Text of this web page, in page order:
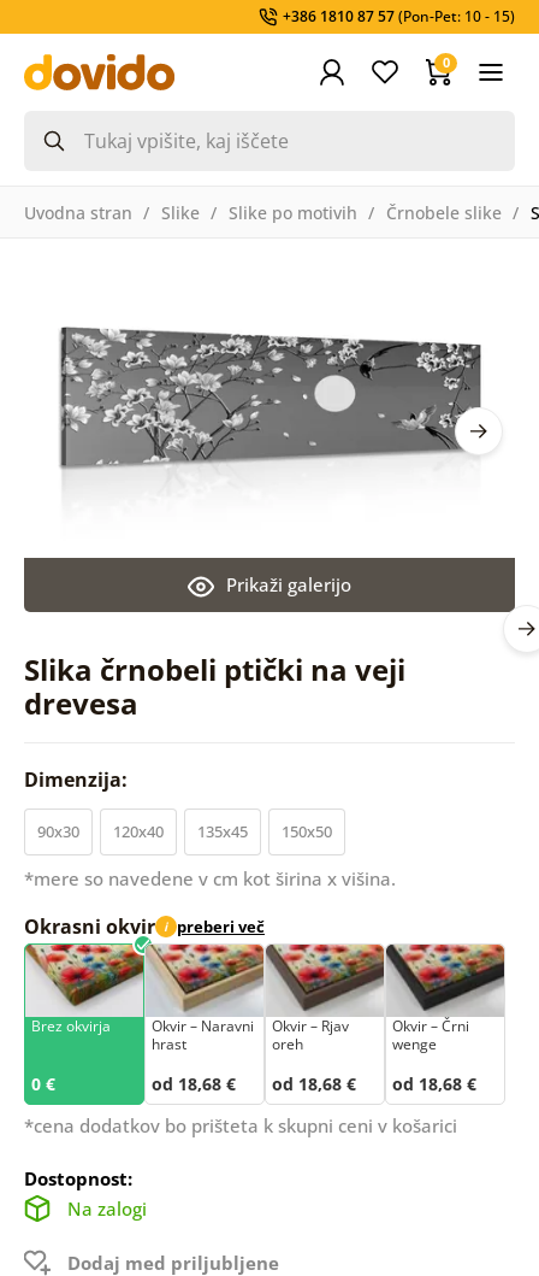
+386 1810 87 57(Pon-Pet: 10 - 15)
0
Uvodna stran Slike Slike po motivih Črnobele slike
Slika črnobeli ptički na veji
drevesa
Prikaži galerijo
Dimenzija:
90x30 120x40 135x45 150x50
*mere so navedene v cm kot širina x višina.
Okrasni okvir i preberi več
Brez okvirja
0 €
Okvir – Naravni
hrast
od 18,68 €
Okvir – Rjav
oreh
od 18,68 €
Okvir – Črni
wenge
od 18,68 €
*cena dodatkov bo prišteta k skupni ceni v košarici
Dostopnost:
Na zalogi
Dodaj med priljubljene